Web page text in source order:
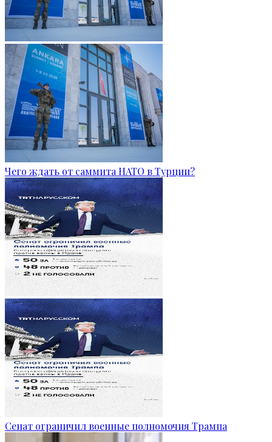
Чего ждать от саммита НАТО в Турции?
Сенат ограничил военные полномочия Трампа